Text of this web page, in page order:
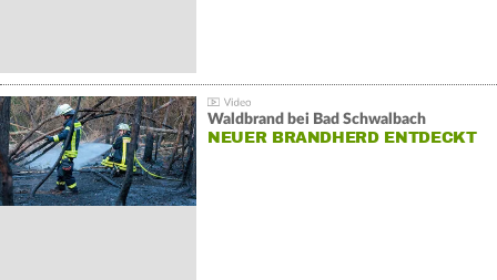
Waldbrand bei Bad Schwalbach
NEUER BRANDHERD ENTDECKT